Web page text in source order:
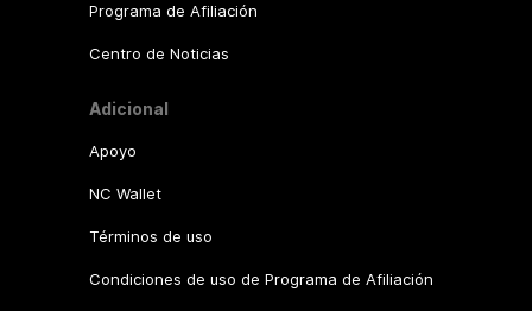
Programa de Afiliación
Centro de Noticias
Adicional
Apoyo
NC Wallet
Términos de uso
Condiciones de uso de Programa de Afiliación